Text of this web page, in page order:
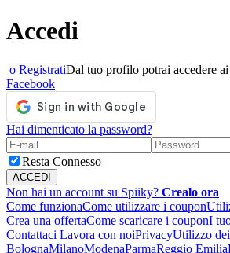
Accedi
o RegistratiDal tuo profilo potrai accedere
Facebook
Hai dimenticato la password?
Resta Connesso
Non hai un account su Spiiky? Crealo ora
Come funzionaCome utilizzare i coupon
Crea una offertaCome scaricare i couponI
Contattaci Lavora con noiPrivacyUtilizzo
BolognaMilanoModenaParmaReggio Emilia